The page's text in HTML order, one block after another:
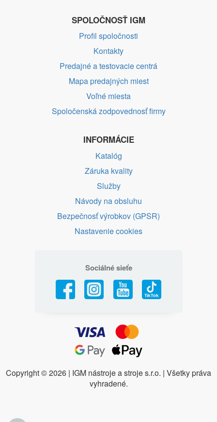
SPOLOČNOSŤ IGM
Profil spoločnosti
Kontakty
Predajné a testovacie centrá
Mapa predajných miest
Voľné miesta
Spoločenská zodpovednosť firmy
INFORMÁCIE
Katalóg
Záruka kvality
Služby
Návody na obsluhu
Bezpečnosť výrobkov (GPSR)
Nastavenie cookies
Sociálné sieťe
Copyright ©2026 | IGM nástroje a stroje s.r.o. | Všetky práva
vyhradené.